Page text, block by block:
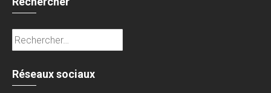
Rechercher :
Réseaux sociaux